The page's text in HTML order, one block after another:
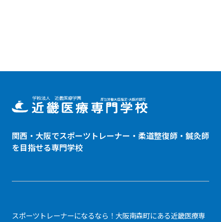
関西・大阪でスポーツトレーナー・ 柔道整復師 ・鍼灸師
を目指せる専門学校
スポーツトレーナーになるなら！大阪南森町にある近畿医療専